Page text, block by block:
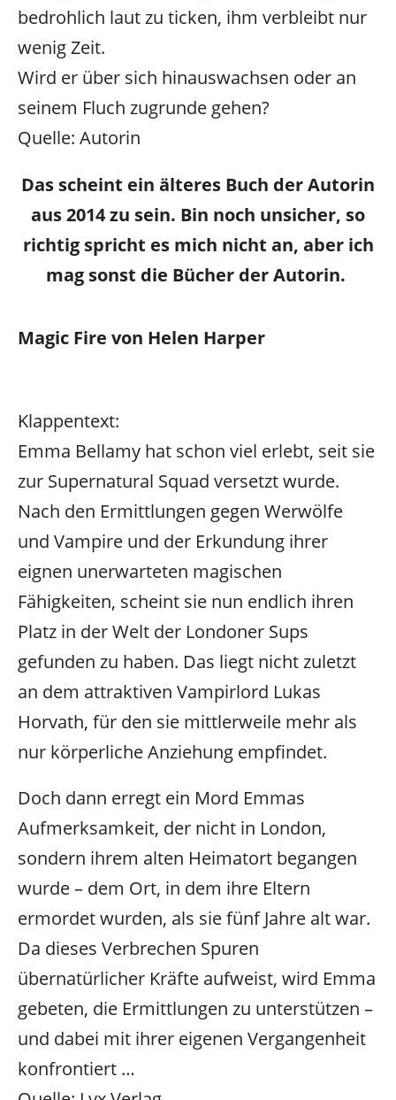
bedrohlich laut zu ticken, ihm verbleibt nur
wenig Zeit.
Wird er über sich hinauswachsen oder an
seinem Fluch zugrunde gehen?
Quelle: Autorin
Das scheint ein älteres Buch der Autorin
aus 2014 zu sein. Bin noch unsicher, so
richtig spricht es mich nicht an, aber ich
mag sonst die Bücher der Autorin.
Magic Fire von Helen Harper
Klappentext:
Emma Bellamy hat schon viel erlebt, seit sie
zur Supernatural Squad versetzt wurde.
Nach den Ermittlungen gegen Werwölfe
und Vampire und der Erkundung ihrer
eignen unerwarteten magischen
Fähigkeiten, scheint sie nun endlich ihren
Platz in der Welt der Londoner Sups
gefunden zu haben. Das liegt nicht zuletzt
an dem attraktiven Vampirlord Lukas
Horvath, für den sie mittlerweile mehr als
nur körperliche Anziehung empfindet.
Doch dann erregt ein Mord Emmas
Aufmerksamkeit, der nicht in London,
sondern ihrem alten Heimatort begangen
wurde – dem Ort, in dem ihre Eltern
ermordet wurden, als sie fünf Jahre alt war.
Da dieses Verbrechen Spuren
übernatürlicher Kräfte aufweist, wird Emma
gebeten, die Ermittlungen zu unterstützen –
und dabei mit ihrer eigenen Vergangenheit
konfrontiert …